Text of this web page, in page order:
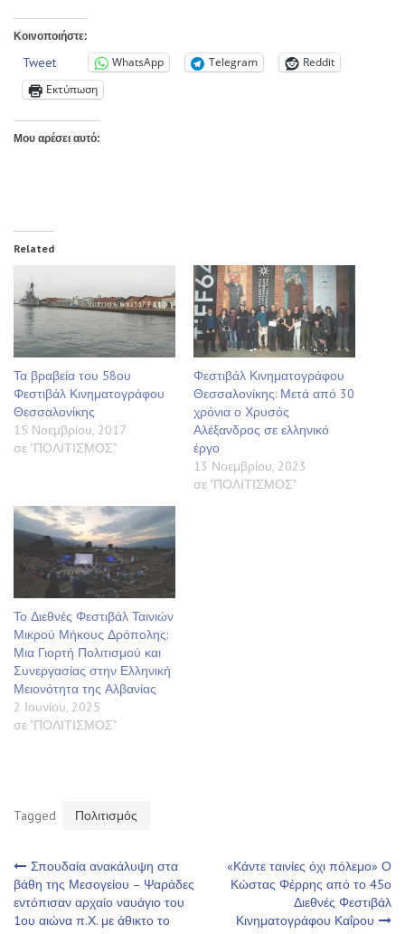
Κοινοποιήστε:
Tweet WhatsApp Telegram
Reddit
Εκτύπωση
Μου αρέσει αυτό:
Related
Τα βραβεία του 58ου
Φεστιβάλ Κινηματογράφου
Θεσσαλονίκης
15 Νοεμβρίου, 2017
σε "ΠΟΛΙΤΙΣΜΟΣ"
Φεστιβάλ Κινηματογράφου
Θεσσαλονίκης: Μετά από 30
χρόνια ο Χρυσός
Αλέξανδρος σε ελληνικό
έργο
13 Νοεμβρίου, 2023
σε "ΠΟΛΙΤΙΣΜΟΣ"
Το Διεθνές Φεστιβάλ Ταινιών
Μικρού Μήκους Δρόπολης:
Μια Γιορτή Πολιτισμού και
Συνεργασίας στην Ελληνική
Μειονότητα της Αλβανίας
2 Ιουνίου, 2025
σε "ΠΟΛΙΤΙΣΜΟΣ"
Tagged Πολιτισμός
Πλοήγηση
άρθρων
Σπουδαία ανακάλυψη στα
βάθη της Μεσογείου – Ψαράδες
εντόπισαν αρχαίο ναυάγιο του
1ου αιώνα π.Χ. με άθικτο το
«Κάντε ταινίες όχι πόλεμο» Ο
Κώστας Φέρρης από το 45ο
Διεθνές Φεστιβάλ
Κινηματογράφου Καΐρου